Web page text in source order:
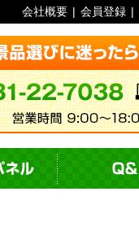
会社概要 | 会員登録 |